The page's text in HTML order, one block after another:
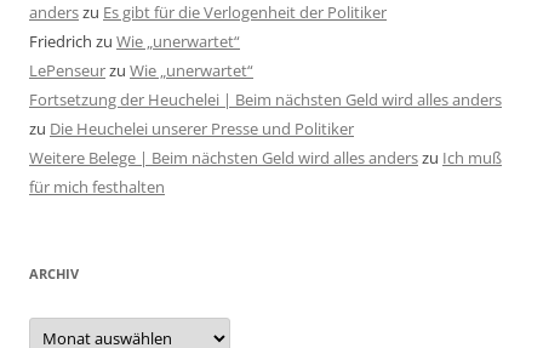
anderszu Es gibt für die Verlogenheit der Politiker
Friedrich zu Wie „unerwartet“
LePenseurzu Wie „unerwartet“
Fortsetzung der Heuchelei | Beim nächsten Geld wird alles anders
zu Die Heuchelei unserer Presse und Politiker
Weitere Belege | Beim nächsten Geld wird alles anderszu Ich muß
für mich festhalten
ARCHIV
Archiv